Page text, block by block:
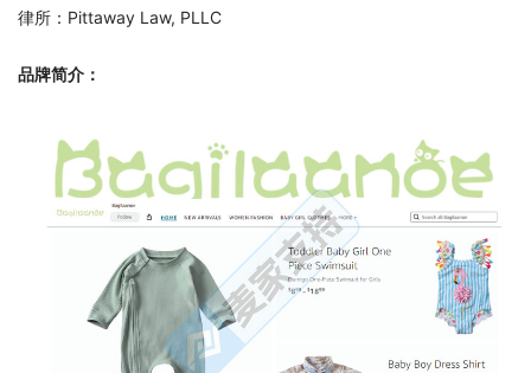
律所：Pittaway Law, PLLC
品牌简介：